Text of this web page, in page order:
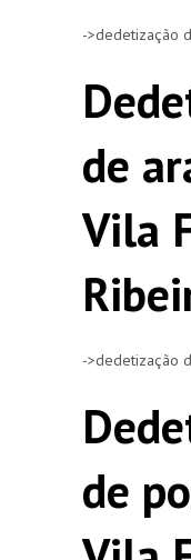
->dedetização
de
Vila
->dedetização
de